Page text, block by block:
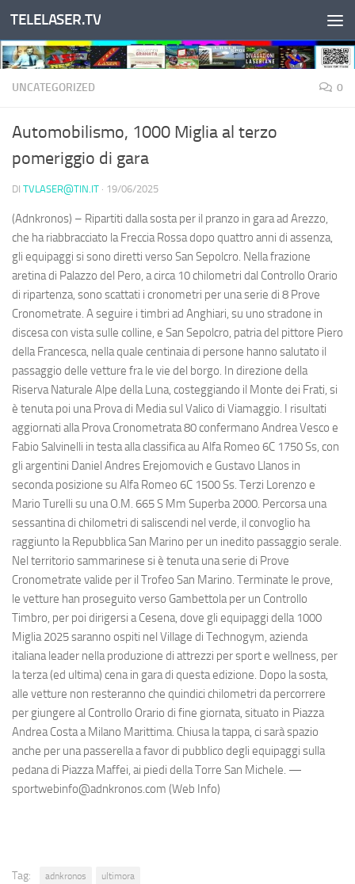
Salta al contenuto
TELELASER.TV
UNCATEGORIZED 0
Automobilismo, 1000 Miglia al terzo
pomeriggio di gara
DI TVLASER@TIN.IT · 19/06/2025
(Adnkronos) – Ripartiti dalla sosta per il pranzo in gara ad Arezzo,
che ha riabbracciato la Freccia Rossa dopo quattro anni di assenza,
gli equipaggi si sono diretti verso San Sepolcro. Nella frazione
aretina di Palazzo del Pero, a circa 10 chilometri dal Controllo Orario
di ripartenza, sono scattati i cronometri per una serie di 8 Prove
Cronometrate. A seguire i timbri ad Anghiari, su uno stradone in
discesa con vista sulle colline, e San Sepolcro, patria del pittore Piero
della Francesca, nella quale centinaia di persone hanno salutato il
passaggio delle vetture fra le vie del borgo. In direzione della
Riserva Naturale Alpe della Luna, costeggiando il Monte dei Frati, si
è tenuta poi una Prova di Media sul Valico di Viamaggio. I risultati
aggiornati alla Prova Cronometrata 80 confermano Andrea Vesco e
Fabio Salvinelli in testa alla classifica au Alfa Romeo 6C 1750 Ss, con
gli argentini Daniel Andres Erejomovich e Gustavo Llanos in
seconda posizione su Alfa Romeo 6C 1500 Ss. Terzi Lorenzo e
Mario Turelli su una O.M. 665 S Mm Superba 2000. Percorsa una
sessantina di chilometri di saliscendi nel verde, il convoglio ha
raggiunto la Repubblica San Marino per un inedito passaggio serale.
Nel territorio sammarinese si è tenuta una serie di Prove
Cronometrate valide per il Trofeo San Marino. Terminate le prove,
le vetture han proseguito verso Gambettola per un Controllo
Timbro, per poi dirigersi a Cesena, dove gli equipaggi della 1000
Miglia 2025 saranno ospiti nel Village di Technogym, azienda
italiana leader nella produzione di attrezzi per sport e wellness, per
la terza (ed ultima) cena in gara di questa edizione. Dopo la sosta,
alle vetture non resteranno che quindici chilometri da percorrere
per giungere al Controllo Orario di fine giornata, situato in Piazza
Andrea Costa a Milano Marittima. Chiusa la tappa, ci sarà spazio
anche per una passerella a favor di pubblico degli equipaggi sulla
pedana di Piazza Maffei, ai piedi della Torre San Michele. —
sportwebinfo@adnkronos.com (Web Info)
Tag: adnkronos ultimora